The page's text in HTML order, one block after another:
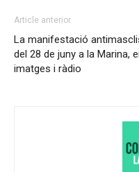
Article anterior
La manifestació
del 28 de juny a la Marina,
imatges i ràdio